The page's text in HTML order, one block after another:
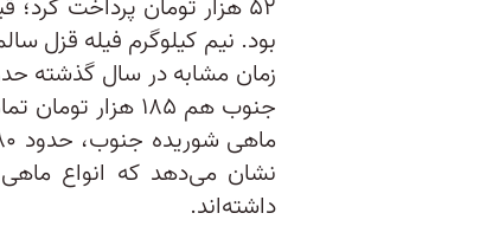
جنوب هم ۱۸۵
نشان می‌دهد که انواع
داشته‌اند.